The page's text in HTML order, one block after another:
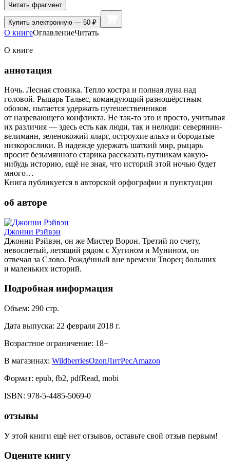
Читать фрагмент
Купить электронную — 50 ₽
О книгеОглавлениеЧитать
О книге
аннотация
Ночь. Лесная стоянка. Тепло костра и полная луна над
головой. Рыцарь Тальес, командующий разношёрстным
обозом, пытается удержать путешественников
от назревающего конфликта. Не так-то это и просто, учитывая
их различия — здесь есть как люди, так и нелюди: северянин-
велиманн, зеленокожий яларг, остроухие альхэ и бородатые
низкорослики. В надежде удержать шаткий мир, рыцарь
просит безымянного старика рассказать путникам какую-
нибудь историю, ещё не зная, что историй этой ночью будет
много…
Книга публикуется в авторской орфографии и пунктуации
об авторе
Джонни Рэйвэн
Джонни Рэйвэн, он же Мистер Ворон. Третий по счету,
невоспетый, летящий рядом с Хугином и Мунином, он
отвечал за Слово. Рождённый вне времени Творец больших
и маленьких историй.
Подробная информация
Объем: 290 стр.
Дата выпуска: 22 февраля 2018 г.
Возрастное ограничение: 18+
В магазинах: WildberriesOzonЛитРесAmazon
Формат: epub, fb2, pdfRead, mobi
ISBN: 978-5-4485-5069-0
отзывы
У этой книги ещё нет отзывов, оставьте свой отзыв первым!
Оцените книгу